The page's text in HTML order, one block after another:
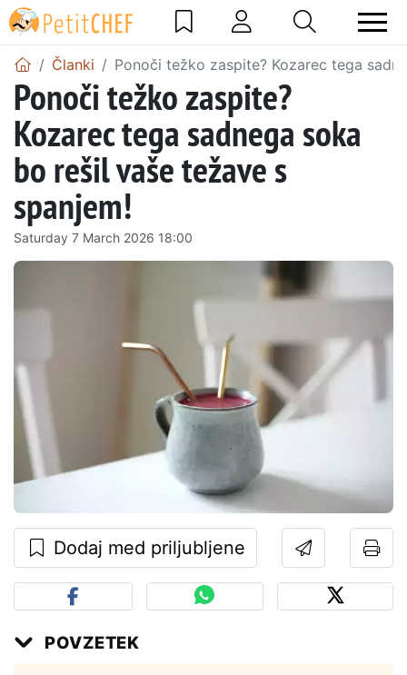
Članki Ponoči težko zaspite? Kozarec tega
Ponoči težko zaspite?
Kozarec tega sadnega soka
bo rešil vaše težave s
spanjem!
Saturday 7 March 2026 18:00
Dodaj med priljubljene
POVZETEK